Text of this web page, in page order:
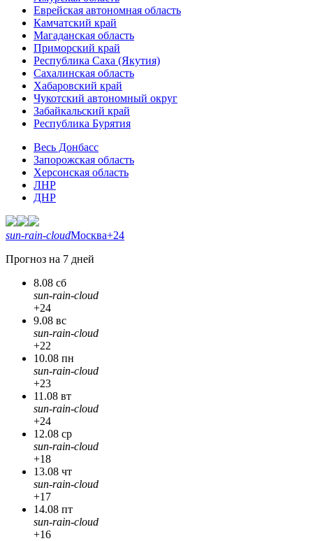
Еврейская автономная область
Камчатский край
Магаданская область
Приморский край
Республика Саха (Якутия)
Сахалинская область
Хабаровский край
Чукотский автономный округ
Забайкальский край
Республика Бурятия
Весь Донбасс
Запорожская область
Херсонская область
ЛНР
ДНР
sun-rain-cloudМосква+24
Прогноз на 7 дней
8.08 сб
sun-rain-cloud
+24
9.08 вс
sun-rain-cloud
+22
10.08 пн
sun-rain-cloud
+23
11.08 вт
sun-rain-cloud
+24
12.08 ср
sun-rain-cloud
+18
13.08 чт
sun-rain-cloud
+17
14.08 пт
sun-rain-cloud
+16